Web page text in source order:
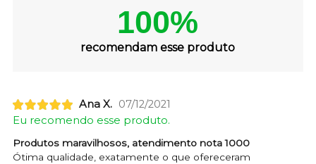
100%
recomendam esse produto
Ana X. 07/12/2021
Eu recomendo esse produto.
Produtos maravilhosos, atendimento nota 1000
Ótima qualidade, exatamente o que ofereceram